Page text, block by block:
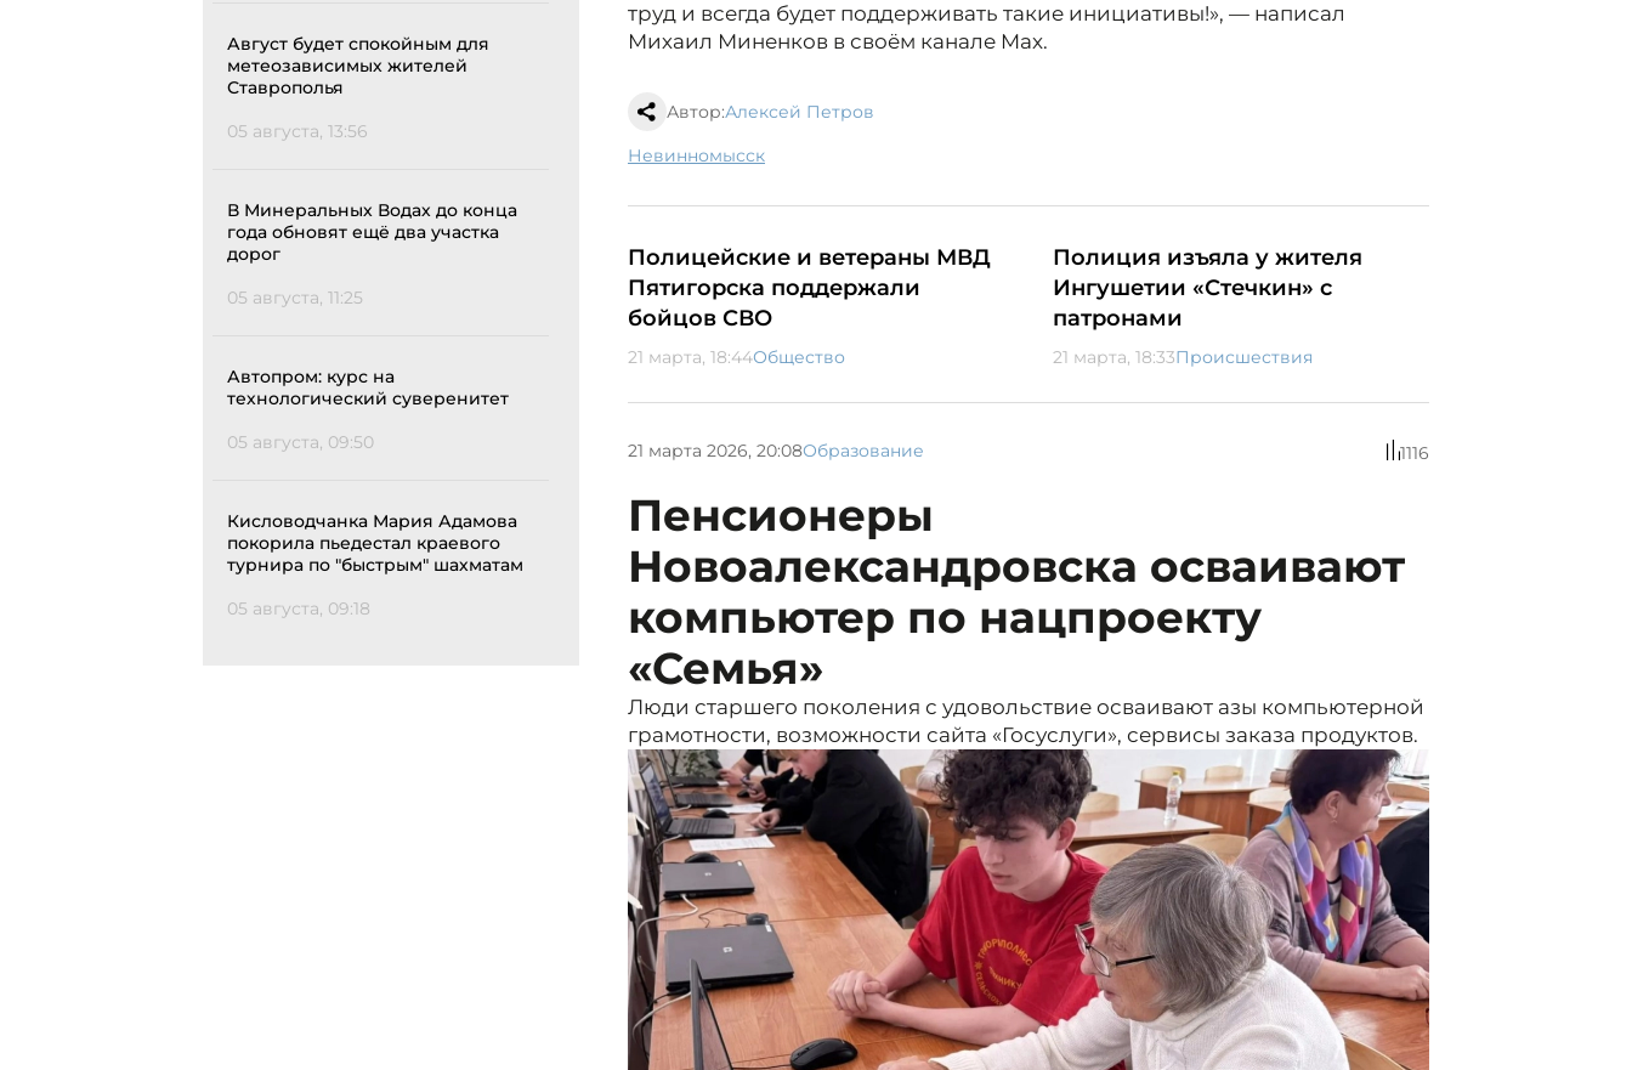
Август будет спокойным для
метеозависимых жителей
Ставрополья
05 августа, 13:56
В Минеральных Водах до конца
года обновят ещё два участка
дорог
05 августа, 11:25
Автопром: курс на
технологический суверенитет
05 августа, 09:50
Кисловодчанка Мария Адамова
покорила пьедестал краевого
турнира по "быстрым" шахматам
05 августа, 09:18
труд и всегда будет поддерживать такие инициативы!», — написал
Михаил Миненков в своём канале Max.
Автор:Алексей Петров
Невинномысск
Полицейские и ветераны МВД
Пятигорска поддержали
бойцов СВО
21 марта, 18:44Общество
Полиция изъяла у жителя
Ингушетии «Стечкин» с
патронами
21 марта, 18:33Происшествия
21 марта 2026, 20:08Образование 1116
Пенсионеры
Новоалександровска осваивают
компьютер по нацпроекту
«Семья»
Люди старшего поколения с удовольствие осваивают азы компьютерной
грамотности, возможности сайта «Госуслуги», сервисы заказа продуктов.